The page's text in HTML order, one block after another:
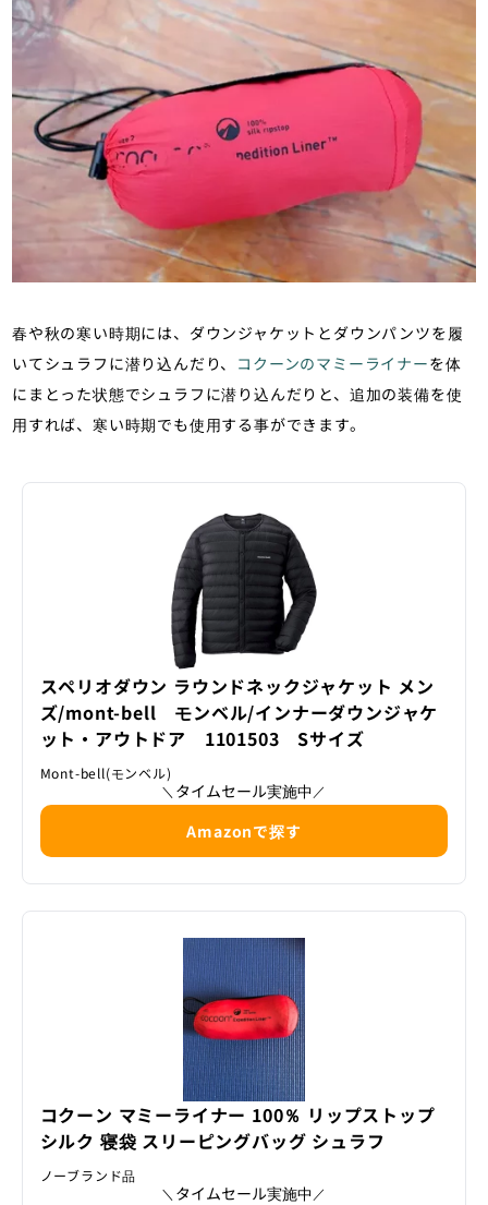
春や秋の寒い時期には、ダウンジャケットとダウンパンツを履
いてシュラフに潜り込んだり、 コクーンのマミーライナーを体
にまとった状態でシュラフに潜り込んだりと、追加の装備を使
用すれば、寒い時期でも使用する事ができます。
スペリオダウン ラウンドネックジャケット メン
ズ/mont-bell モンベル/インナーダウンジャケ
ット・アウトドア 1101503 Sサイズ
Mont-bell(モンベル)
＼ タイムセール実施中 ／
Amazonで探す
コクーン マミーライナー 100％ リップストップ
シルク 寝袋 スリーピングバッグ シュラフ
ノーブランド品
＼ タイムセール実施中 ／